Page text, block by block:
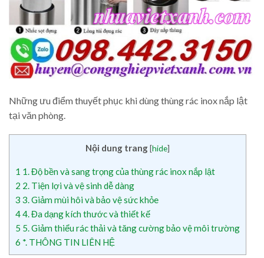
Những ưu điểm thuyết phục khi dùng thùng rác inox nắp lật
tại văn phòng.
Nội dung trang[hide]
1 1. Độ bền và sang trọng của thùng rác inox nắp lật
2 2. Tiện lợi và vệ sinh dễ dàng
3 3. Giảm mùi hôi và bảo vệ sức khỏe
44. Đa dạng kích thước và thiết kế
5 5. Giảm thiểu rác thải và tăng cường bảo vệ môi trường
6 *. THÔNG TIN LIÊN HỆ